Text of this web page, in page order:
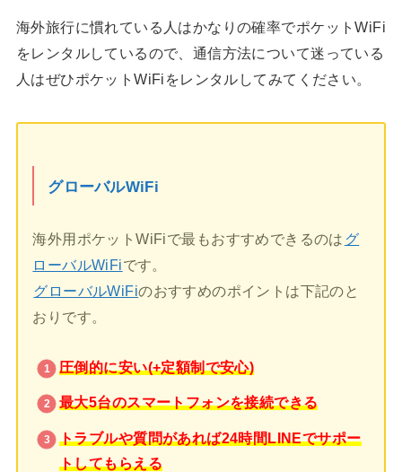
海外旅行に慣れている人はかなりの確率でポケットWiFi
をレンタルしているので、通信方法について迷っている
人はぜひポケットWiFiをレンタルしてみてください。
グローバルWiFi
海外用ポケットWiFiで最もおすすめできるのは グ
ローバルWiFiです。
グローバルWiFiのおすすめのポイントは下記のと
おりです。
圧倒的に安い(+定額制で安心)
最大5台のスマートフォンを接続できる
トラブルや質問があれば24時間LINEでサポー
トしてもらえる